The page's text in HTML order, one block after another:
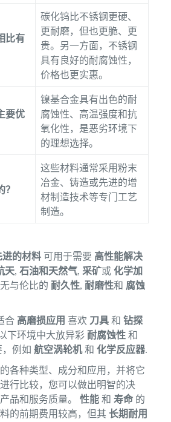
比有
碳化钨比不锈钢更硬、
更耐磨，但也更脆、更
贵。另一方面，不锈钢
具有良好的耐腐蚀性，
价格也更实惠。
要优
镍基合金具有出色的耐
腐蚀性、高温强度和抗
氧化性，是恶劣环境下
的理想选择。
这些材料通常采用粉末
冶金、铸造或先进的增
材制造技术等专门工艺
制造。
进的材料可用于需要 高性能解决
天, 石油和天然气, 采矿或 化学加
与伦比的 耐久性, 耐磨性和 腐蚀
合 高磨损应用 喜欢 刀具和 钻探
下环境中大放异彩 耐腐蚀性和
例如 航空涡轮机和 化学反应器.
各种类型、成分和应用，并将它
行比较，您可以做出明智的决
品和服务质量。 性能和 寿命的
的前期费用较高，但其 长期耐用